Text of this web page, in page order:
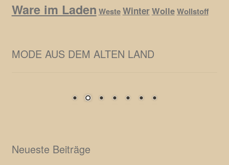
Ware im Laden WesteWinterWolleWollstoff
MODE AUS DEM ALTEN LAND
Neueste Beiträge